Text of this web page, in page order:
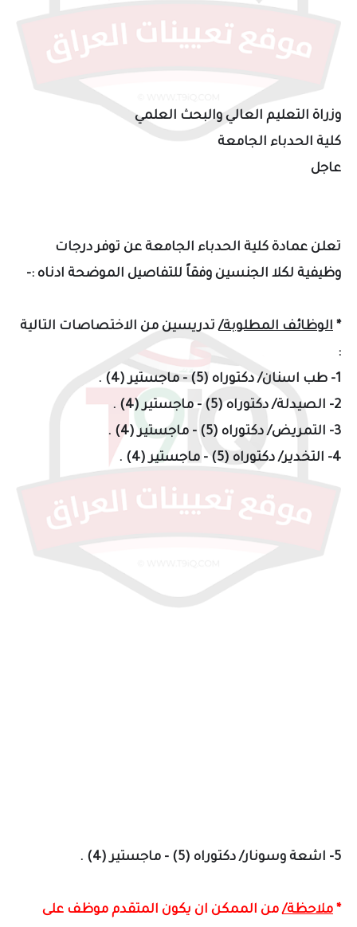
وزراة التعليم العالي والبحث العلمي
كلية الحدباء الجامعة
عاجل
تعلن عمادة كلية الحدباء الجامعة عن توفر درجات
وظيفية لكلا الجنسين وفقاً للتفاصيل الموضحة ادناه :-
* الوظائف المطلوبة/تدريسين من الاختصاصات التالية
:
1- طب اسنان/ دكتوراه (5) - ماجستير (4) .
2- الصيدلة/ دكتوراه (5) - ماجستير (4) .
3- التمريض/ دكتوراه (5) - ماجستير (4) .
4- التخدير/ دكتوراه (5) - ماجستير (4) .
5- اشعة وسونار/ دكتوراه (5) - ماجستير (4) .
* ملاحظة/من الممكن ان يكون المتقدم موظف على